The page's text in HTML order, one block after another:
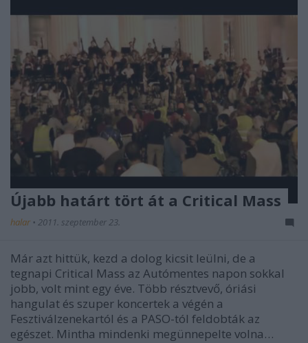
Újabb határt tört át a Critical Mass
halar • 2011. szeptember 23.
Már azt hittük, kezd a dolog kicsit leülni, de a
tegnapi Critical Mass az Autómentes napon sokkal
jobb, volt mint egy éve. Több résztvevő, óriási
hangulat és szuper koncertek a végén a
Fesztiválzenekartól és a PASO-tól feldobták az
egészet. Mintha mindenki megünnepelte volna…